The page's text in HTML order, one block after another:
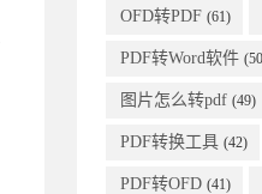
OFD转PDF (61)
PDF转Word软件
图片怎么转pdf (49)
PDF转换工具 (42)
PDF转OFD (41)